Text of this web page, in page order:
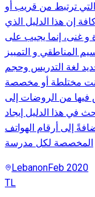
ترتبط من قريب أو
إن هذا الدليل الذي
و غنى، إنما يجيب على
المناطقي و التمييز
لغة التدريس وحجم
كانت مختلطة أو مخصصة
فيها من الروضات إلى
في هذا الدليل إيجاد
إلى أرقام الهواتف
المخصصة لكل مدرسة
LebanonFeb 2020
TL